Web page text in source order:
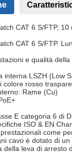
CAT 6 S/FTP,
CAT 6 S/FTP.
e qualità
interna LSZH (Low
colore rosso
Rame (Cu)
E categoria 6 di
ISO & EN
come
cavo è dotato di
della leva di arresto